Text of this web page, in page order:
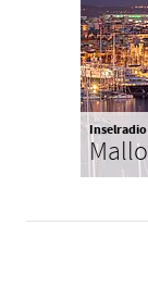
Inselradio